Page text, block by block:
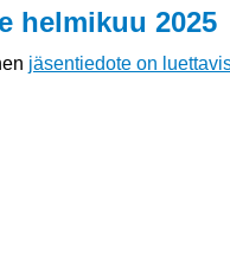
helmikuu 2025
jäsentiedote on